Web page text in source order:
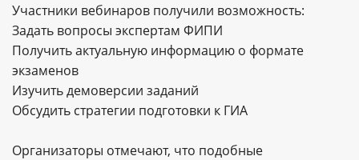
Участники вебинаров получили возможность:
Задать вопросы экспертам ФИПИ
Получить актуальную информацию о формате
экзаменов
Изучить демоверсии заданий
Обсудить стратегии подготовки к ГИА
Организаторы отмечают, что подобные